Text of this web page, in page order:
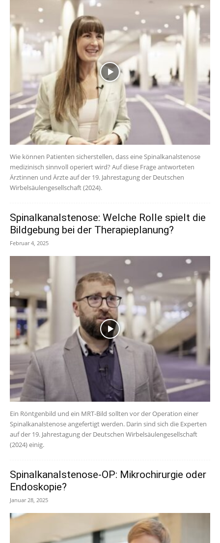
Wie können Patienten sicherstellen, dass eine Spinalkanalstenose
medizinisch sinnvoll operiert wird? Auf diese Frage antworteten
Ärztinnen und Ärzte auf der 19. Jahrestagung der Deutschen
Wirbelsäulengesellschaft (2024).
Spinalkanalstenose: Welche Rolle spielt die
Bildgebung bei der Therapieplanung?
Februar 4, 2025
Ein Röntgenbild und ein MRT-Bild sollten vor der Operation einer
Spinalkanalstenose angefertigt werden. Darin sind sich die Experten
auf der 19. Jahrestagung der Deutschen Wirbelsäulengesellschaft
(2024) einig.
Spinalkanalstenose-OP: Mikrochirurgie oder
Endoskopie?
Januar 28, 2025